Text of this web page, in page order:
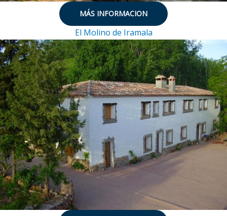
MÁS INFORMACION
El Molino de Iramala